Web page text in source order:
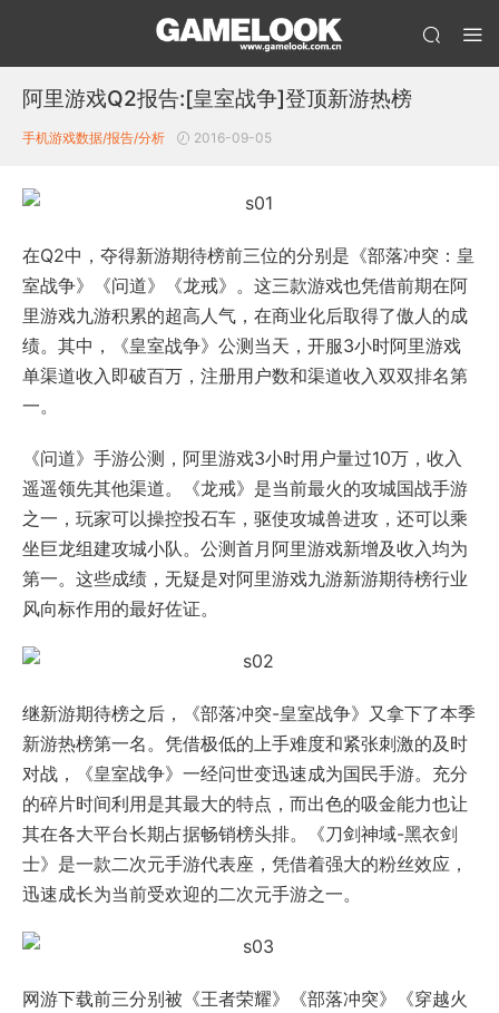
阿里游戏Q2报告:[皇室战争]登顶新游热榜
手机游戏数据/报告/分析 2016-09-05
在Q2中，夺得新游期待榜前三位的分别是《部落冲突：皇
室战争》《问道》《龙戒》。这三款游戏也凭借前期在阿
里游戏九游积累的超高人气，在商业化后取得了傲人的成
绩。其中，《皇室战争》公测当天，开服3小时阿里游戏
单渠道收入即破百万，注册用户数和渠道收入双双排名第
一。
《问道》手游公测，阿里游戏3小时用户量过10万，收入
遥遥领先其他渠道。《龙戒》是当前最火的攻城国战手游
之一，玩家可以操控投石车，驱使攻城兽进攻，还可以乘
坐巨龙组建攻城小队。公测首月阿里游戏新增及收入均为
第一。这些成绩，无疑是对阿里游戏九游新游期待榜行业
风向标作用的最好佐证。
继新游期待榜之后，《部落冲突-皇室战争》又拿下了本季
新游热榜第一名。凭借极低的上手难度和紧张刺激的及时
对战，《皇室战争》一经问世变迅速成为国民手游。充分
的碎片时间利用是其最大的特点，而出色的吸金能力也让
其在各大平台长期占据畅销榜头排。《刀剑神域-黑衣剑
士》是一款二次元手游代表座，凭借着强大的粉丝效应，
迅速成长为当前受欢迎的二次元手游之一。
网游下载前三分别被《王者荣耀》《部落冲突》《穿越火